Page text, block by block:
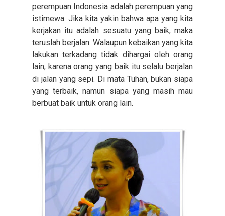
perempuan Indonesia adalah perempuan yang
istimewa. Jika kita yakin bahwa apa yang kita
kerjakan itu adalah sesuatu yang baik, maka
teruslah berjalan. Walaupun kebaikan yang kita
lakukan terkadang tidak dihargai oleh orang
lain, karena orang yang baik itu selalu berjalan
di jalan yang sepi. Di mata Tuhan, bukan siapa
yang terbaik, namun siapa yang masih mau
berbuat baik untuk orang lain.